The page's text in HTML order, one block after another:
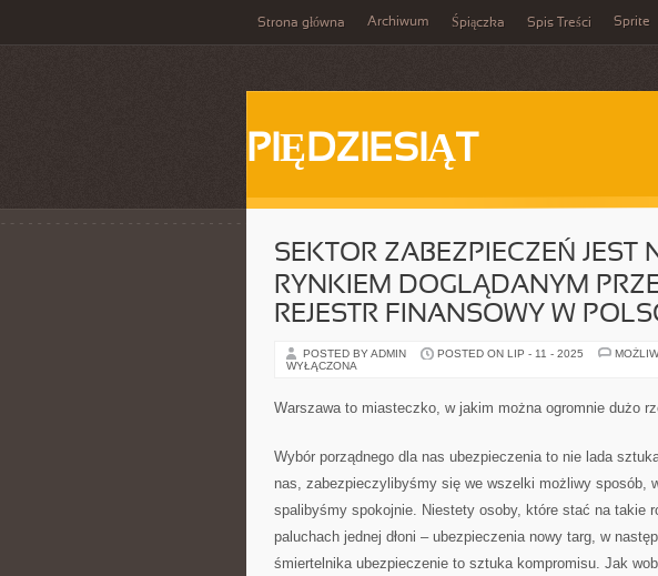
Strona główna Archiwum Śpiączka Spis Treści Sprite
PIĘDZIESIĄT
SEKTOR ZABEZPIECZEŃ JEST
RYNKIEM DOGLĄDANYM
REJESTR FINANSOWY W
POSTED BY ADMIN POSTED ON LIP - 11 - 2025
WYŁĄCZONA
Warszawa to miasteczko, w jakim można ogromnie dużo
Wybór porządnego dla nas ubezpieczenia to nie lada
nas, zabezpieczylibyśmy się we wszelki możliwy sposób,
spalibyśmy spokojnie. Niestety osoby, które stać na takie
paluchach jednej dłoni – ubezpieczenia nowy targ, w
śmiertelnika ubezpieczenie to sztuka kompromisu. Jak